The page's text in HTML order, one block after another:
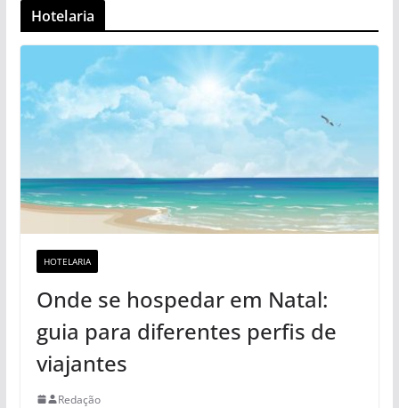
Hotelaria
HOTELARIA
Onde se hospedar em Natal:
guia para diferentes perfis de
viajantes
Redação